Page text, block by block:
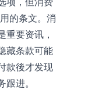
的条文。消
重要资讯，
藏条款可能
款後才发现
跟进。